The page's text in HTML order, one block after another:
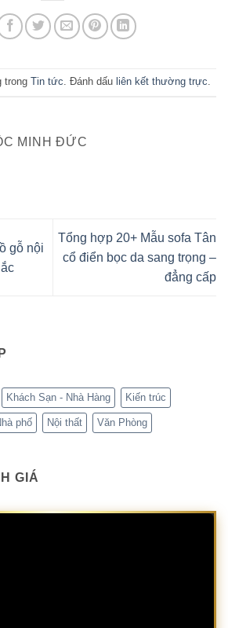
trong Tin tức. Đánh dấu liên kết thường trực.
MINH ĐỨC
gỗ nội
Tổng hợp 20+ Mẫu sofa Tân
cổ điển bọc da sang trọng –
đẳng cấp
Khách Sạn - Nhà Hàng Kiến trúc
phố Nội thất Văn Phòng
GIÁ